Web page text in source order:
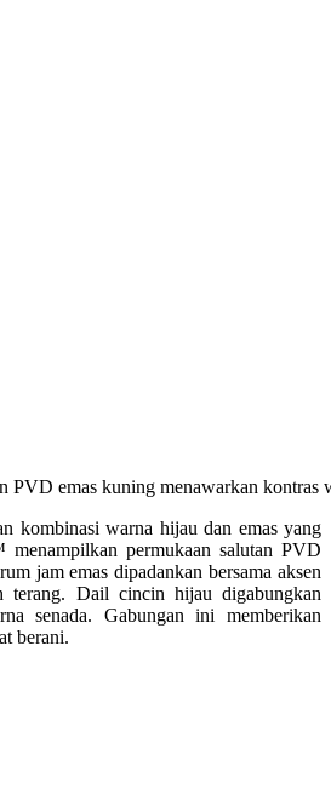
PVD emas kuning menawarkan kontras
kombinasi warna hijau dan emas yang
permukaan salutan PVD
jam emas dipadankan bersama aksen
terang. Dail cincin hijau digabungkan
senada. Gabungan ini memberikan
berani.